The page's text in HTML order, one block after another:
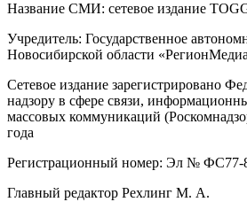
Название СМИ: cетевое издание
Учредитель: Государственное
Новосибирской области
Сетевое издание зарегистрировано
надзору в сфере связи,
массовых коммуникаций
года
Регистрационный номер: Эл № ФС77-
Главный редактор Рехлинг М. А.